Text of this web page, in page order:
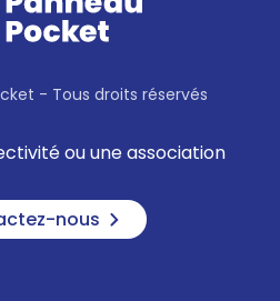
- Tous droits réservés
ou une association
nous